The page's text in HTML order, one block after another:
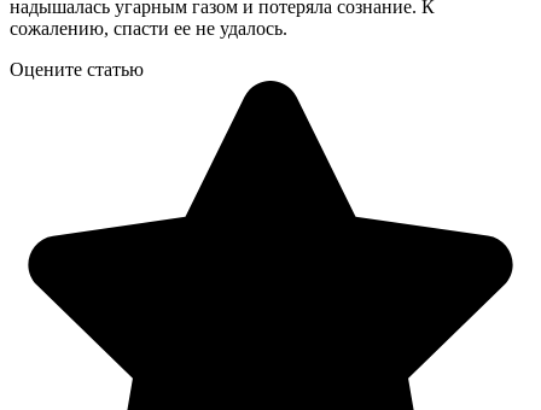
надышалась угарным газом и потеряла сознание. К
сожалению, спасти ее не удалось.
Оцените статью